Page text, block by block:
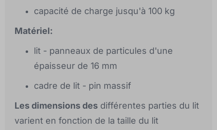
capacité de charge jusqu'à 100 kg
Matériel:
lit - panneaux de particules d'une
épaisseur de 16 mm
cadre de lit - pin massif
Les dimensions des différentes parties du lit
varient en fonction de la taille du lit